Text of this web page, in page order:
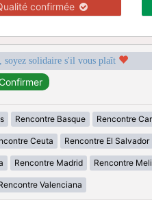
confirmée
solidaire s'il vous plaît
Rencontre Basque Rencontre
Ceuta Rencontre El Salvador
Rencontre Madrid Rencontre
Valenciana